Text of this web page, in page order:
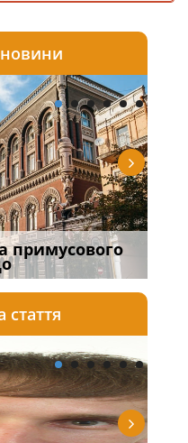
примусового
стаття